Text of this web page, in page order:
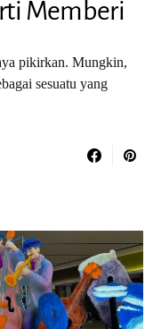
Memberi
pikirkan. Mungkin,
sesuatu yang